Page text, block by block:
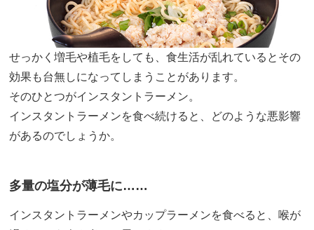
せっかく増毛や植毛をしても、食生活が乱れているとその
効果も台無しになってしまうことがあります。
そのひとつがインスタントラーメン。
インスタントラーメンを食べ続けると、どのような悪影響
があるのでしょうか。
多量の塩分が薄毛に……
インスタントラーメンやカップラーメンを食べると、喉が